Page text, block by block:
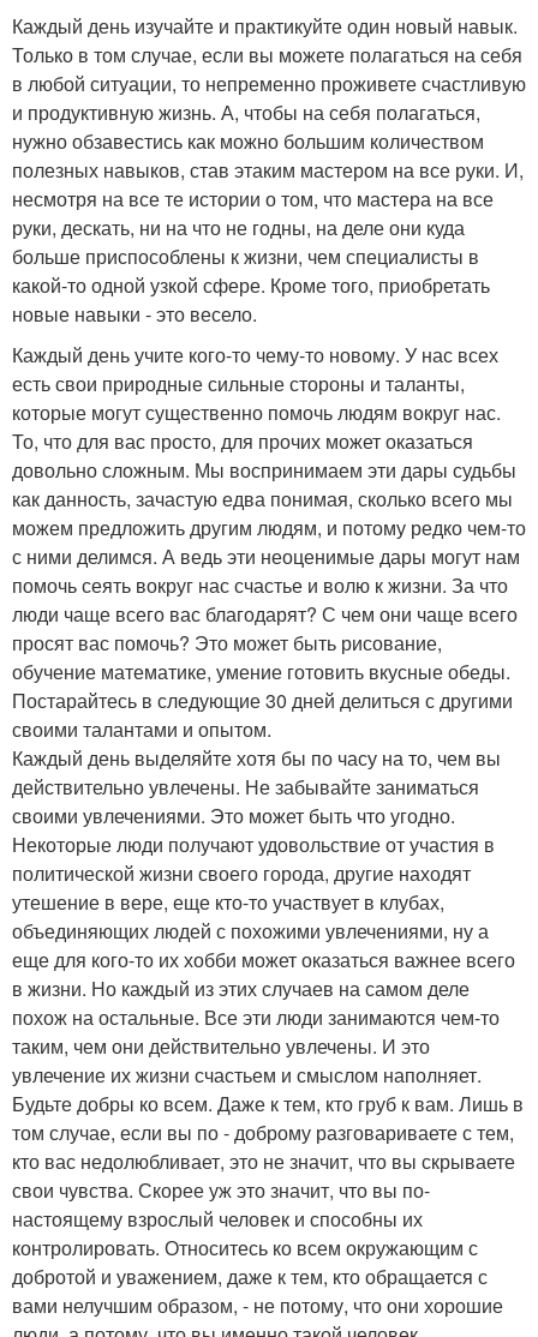
Каждый день изучайте и практикуйте один новый навык.
Только в том случае, если вы можете полагаться на себя
в любой ситуации, то непременно проживете счастливую
и продуктивную жизнь. А, чтобы на себя полагаться,
нужно обзавестись как можно большим количеством
полезных навыков, став этаким мастером на все руки. И,
несмотря на все те истории о том, что мастера на все
руки, дескать, ни на что не годны, на деле они куда
больше приспособлены к жизни, чем специалисты в
какой-то одной узкой сфере. Кроме того, приобретать
новые навыки - это весело.
Каждый день учите кого-то чему-то новому. У нас всех
есть свои природные сильные стороны и таланты,
которые могут существенно помочь людям вокруг нас.
То, что для вас просто, для прочих может оказаться
довольно сложным. Мы воспринимаем эти дары судьбы
как данность, зачастую едва понимая, сколько всего мы
можем предложить другим людям, и потому редко чем-то
с ними делимся. А ведь эти неоценимые дары могут нам
помочь сеять вокруг нас счастье и волю к жизни. За что
люди чаще всего вас благодарят? С чем они чаще всего
просят вас помочь? Это может быть рисование,
обучение математике, умение готовить вкусные обеды.
Постарайтесь в следующие 30 дней делиться с другими
своими талантами и опытом.
Каждый день выделяйте хотя бы по часу на то, чем вы
действительно увлечены. Не забывайте заниматься
своими увлечениями. Это может быть что угодно.
Некоторые люди получают удовольствие от участия в
политической жизни своего города, другие находят
утешение в вере, еще кто-то участвует в клубах,
объединяющих людей с похожими увлечениями, ну а
еще для кого-то их хобби может оказаться важнее всего
в жизни. Но каждый из этих случаев на самом деле
похож на остальные. Все эти люди занимаются чем-то
таким, чем они действительно увлечены. И это
увлечение их жизни счастьем и смыслом наполняет.
Будьте добры ко всем. Даже к тем, кто груб к вам. Лишь в
том случае, если вы по - доброму разговариваете с тем,
кто вас недолюбливает, это не значит, что вы скрываете
свои чувства. Скорее уж это значит, что вы по-
настоящему взрослый человек и способны их
контролировать. Относитесь ко всем окружающим с
добротой и уважением, даже к тем, кто обращается с
вами нелучшим образом, - не потому, что они хорошие